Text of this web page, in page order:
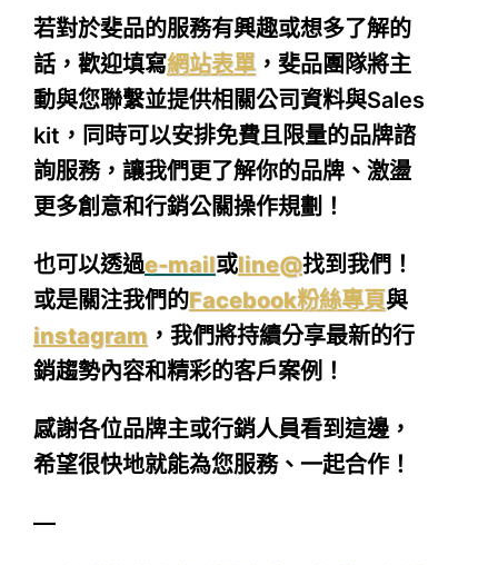
若對於斐品的服務有興趣或想多了解的
話， 歡迎填寫網站表單 ， 斐品團隊將主
動與您聯繫並提供相關公司資料與Sales
kit，同時可以安排免費且限量的品牌諮
詢服務，讓我們更了解你的品牌、激盪
更多創意和行銷公關操作規劃！
也可以透過e-mail或line@找到我們！
或是關注我們的Facebook粉絲專頁與
instagram ，我們將持續分享最新的行
銷趨勢內容和精彩的客戶案例！
感謝各位品牌主或行銷人員看到這邊，
希望很快地就能為您服務、一起合作！
—